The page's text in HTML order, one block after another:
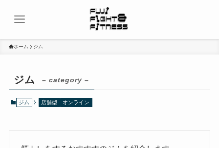
ホーム ジム
ジム – category –
ジム 店舗型 オンライン